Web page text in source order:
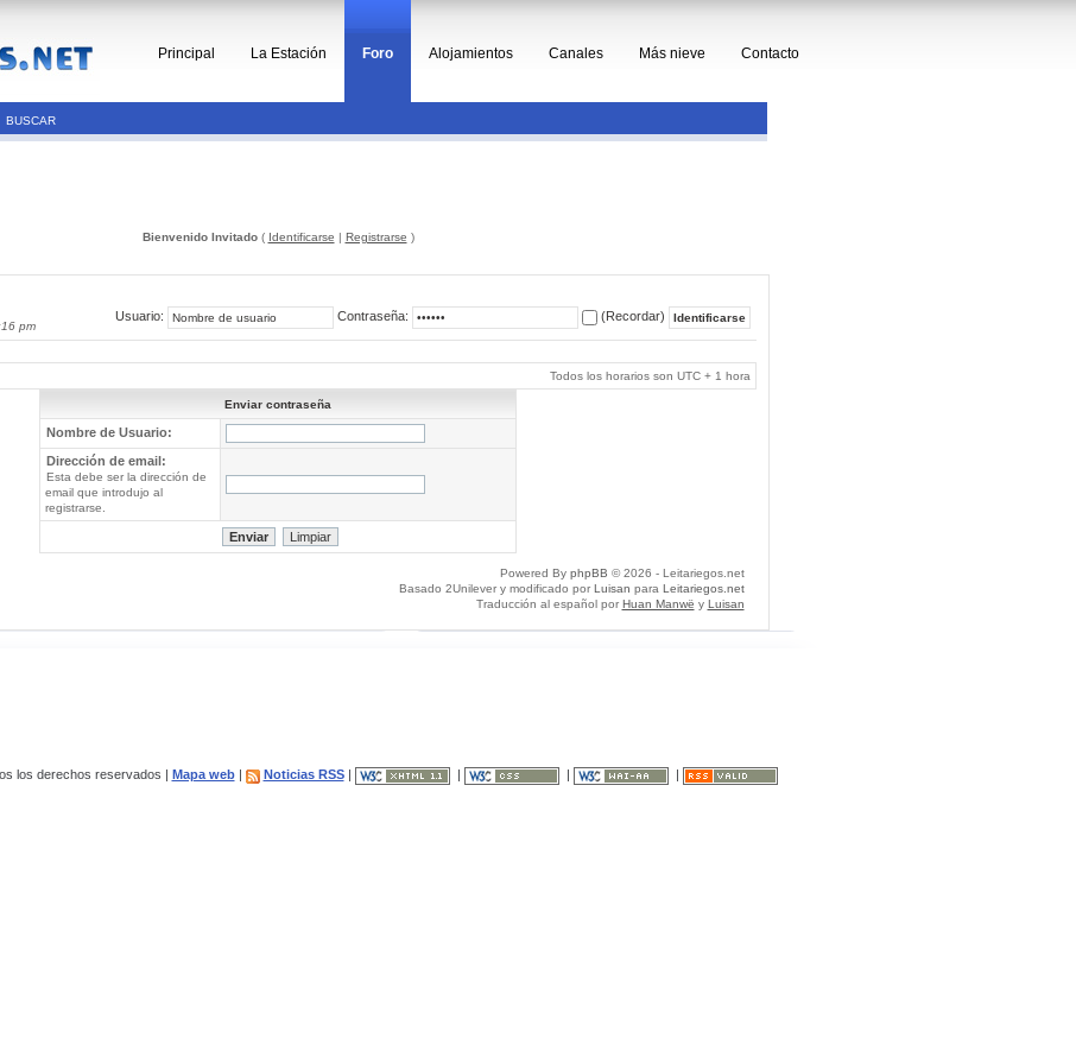
Principal La Estación Foro Alojamientos Canales Más nieve Contacto
BUSCAR
Bienvenido Invitado( Identificarse | Registrarse )
pm
Usuario: Contraseña: (Recordar)
Todos los horarios son UTC + 1 hora
Enviar contraseña
Nombre de Usuario:
Dirección de email:
Esta debe ser la dirección de
email que introdujo al
registrarse.
Powered By phpBB © 2026 - Leitariegos.net
Basado 2Unilever y modificado por Luisan para Leitariegos.net
Traducción al español por Huan Manwë y Luisan
los derechos reservados | Mapa web| Noticias RSS|